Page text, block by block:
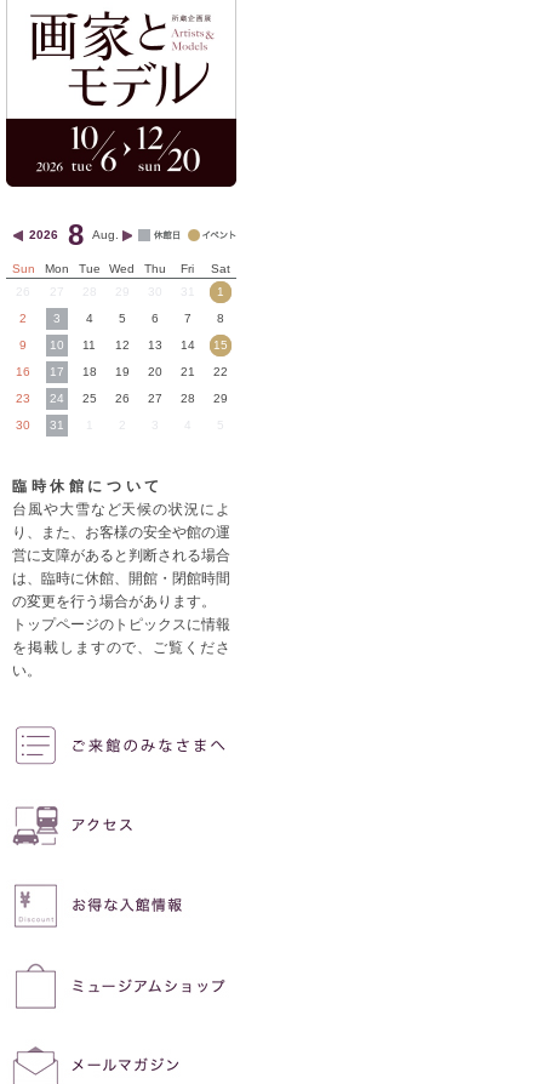
2026 8 Aug.
Sun Mon Tue Wed Thu Fri
Sat
27 29 30 31
1
2
3 4 5 6 7
8
9
10 11 12 13 14
15
16
17 18 19 20 21
22
23
24 25 26 27 28
29
30
31 3 4 5
臨時休館について
台風や大雪など天候の状況によ
り、また、お客様の安全や館の運
営に支障があると判断される場合
は、臨時に休館、開館・閉館時間
の変更を行う場合があります。
トップページのトピックスに情報
を掲載しますので、ご覧くださ
い。